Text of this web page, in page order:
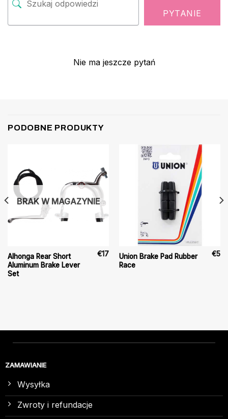
PYTANIE
Nie ma jeszcze pytań
PODOBNE PRODUKTY
BRAK W MAGAZYNIE
Alhonga Rear Short
Aluminum Brake Lever
Set
€17
Union Brake Pad Rubber
Race
€5
ZAMAWIANIE
Wysyłka
Zwroty i refundacje